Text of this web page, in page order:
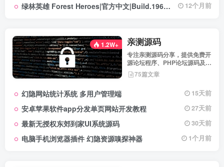
绿林英雄 Forest Heroes|官方中文|Build.19609351+全DLC|解压即撸| 12个月前
1.2W+ 亲测源码
专注亲测源码分享，提供免费开
源论坛程序、PHP论坛源码及论
坛搭建解决方案，所有源码均经
实际测试可用，助力快速搭建稳
75篇文章
幻隐网站统计系统 多用户管理端 15天前
安卓苹果软件app分发单页网站开发教程 27天前
最新无授权东郊到家UI系统源码 30天前
电脑手机浏览器插件 幻隐资源嗅探神器 1个月前